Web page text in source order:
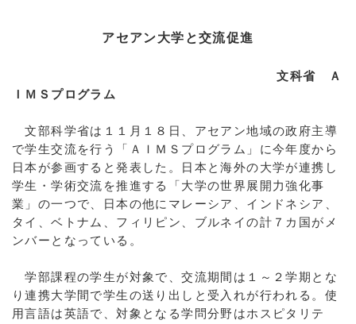
アセアン大学と交流促進
文科省 Ａ
ＩＭＳプログラム
文部科学省は１１月１８日、アセアン地域の政府主導
で学生交流を行う「ＡＩＭＳプログラム」に今年度から
日本が参画すると発表した。日本と海外の大学が連携し
学生・学術交流を推進する「大学の世界展開力強化事
業」の一つで、日本の他にマレーシア、インドネシア、
タイ、ベトナム、フィリピン、ブルネイの計７カ国がメ
ンバーとなっている。
学部課程の学生が対象で、交流期間は１～２学期とな
り連携大学間で学生の送り出しと受入れが行われる。使
用言語は英語で、対象となる学問分野はホスピタリテ